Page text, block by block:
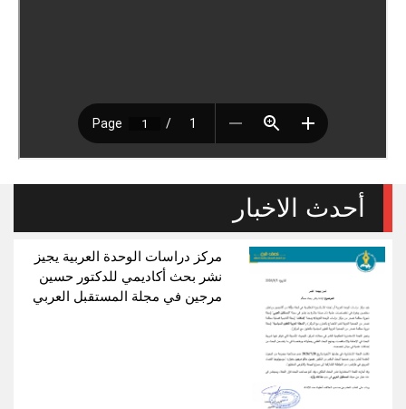
أحدث الاخبار
مركز دراسات الوحدة العربية يجيز
نشر بحث أكاديمي للدكتور حسين
مرجين في مجلة المستقبل العربي